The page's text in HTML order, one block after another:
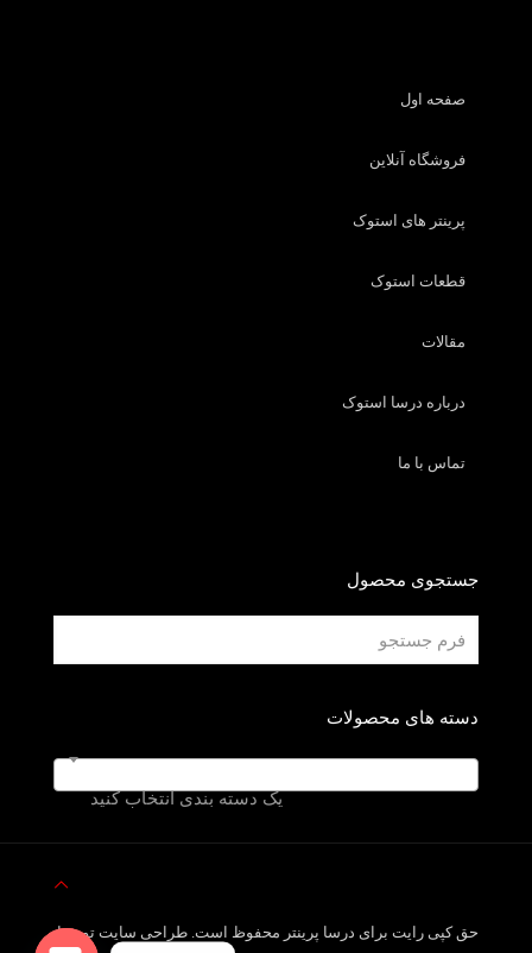
صفحه اول
فروشگاه آنلاین
پرینتر های استوک
قطعات استوک
مقالات
درباره درسا استوک
تماس با ما
جستجوی محصول
دسته های محصولات
یک دسته بندی انتخاب کنید
حق کپی رایت برای درسا پرینتر محفوظ است. طراحی سایت توسط